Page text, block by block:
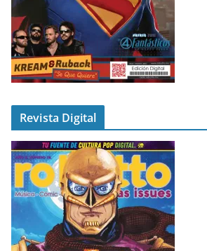
Revista Digital